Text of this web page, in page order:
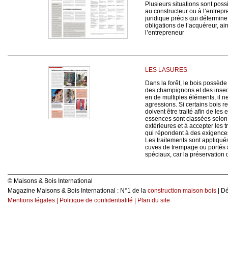
Plusieurs situations sont
au constructeur ou à
juridique précis qui
obligations de l’acquéreur,
l’entrepreneur
LES LASURES
Dans la forêt, le bois
des champignons et des
en de multiples éléments, il
agressions. Si certains bois
doivent être traité afin de les
essences sont classées
extérieures et à accepter les
qui répondent à des
Les traitements sont
cuves de trempage ou
spéciaux, car la préservation
© Maisons & Bois International
Magazine Maisons & Bois International : N°1 de la construction maison bois |
Mentions légales
Politique de confidentialité Plan du site